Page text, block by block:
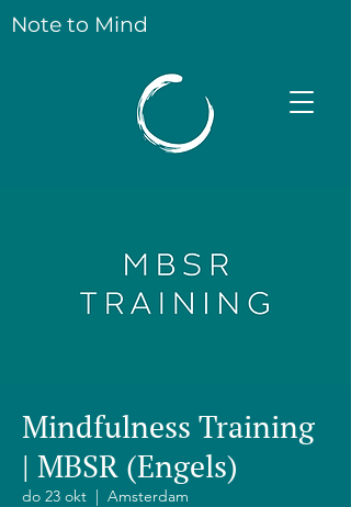
Note to Mind
Mindfulness Training
| MBSR (Engels)
do 23 okt
  |
Amsterdam